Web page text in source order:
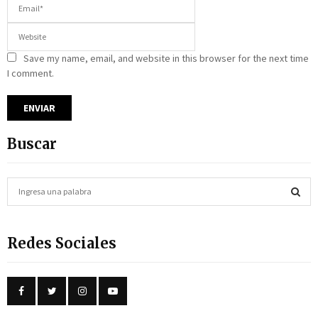
Save my name, email, and website in this browser for the next time
I comment.
Buscar
c
f
r
Redes Sociales